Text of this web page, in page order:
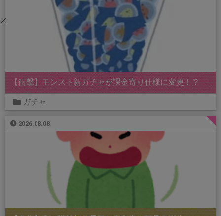
【衝撃】モンスト新ガチャが課金寄り仕様に変更！？
ガチャ
2026.08.08